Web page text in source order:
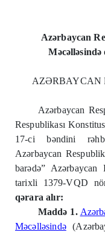
Azərbaycan
Məcəlləsində
AZƏRBAYCAN
Azərbaycan
Respublikası
17-ci bəndini
Azərbaycan
barədə”
tarixli 1379-VQD
qərara alır:
Maddə 1.
Məcəlləsində